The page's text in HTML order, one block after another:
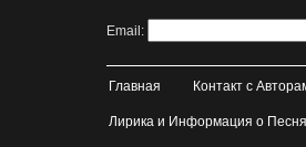
Email:
Главная Контакт с
Лирика и Информация о